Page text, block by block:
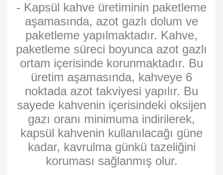
- Kapsül kahve üretiminin paketleme
aşamasında, azot gazlı dolum ve
paketleme yapılmaktadır. Kahve,
paketleme süreci boyunca azot gazlı
ortam içerisinde korunmaktadır. Bu
üretim aşamasında, kahveye 6
noktada azot takviyesi yapılır. Bu
sayede kahvenin içerisindeki oksijen
gazı oranı minimuma indirilerek,
kapsül kahvenin kullanılacağı güne
kadar, kavrulma günkü tazeliğini
koruması sağlanmış olur.